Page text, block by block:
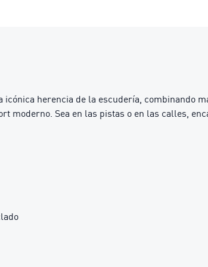
icónica herencia de la escudería, combinando
moderno. Sea en las pistas o en las calles,